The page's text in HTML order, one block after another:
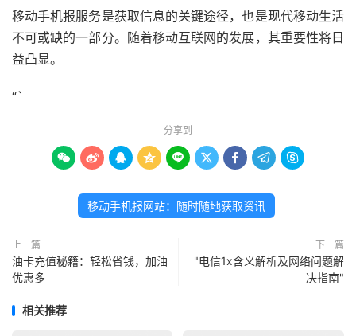
移动手机报服务是获取信息的关键途径，也是现代移动生活
不可或缺的一部分。随着移动互联网的发展，其重要性将日
益凸显。
“`
分享到
        
移动手机报网站：随时随地获取资讯
上一篇
油卡充值秘籍：轻松省钱，加油
优惠多
下一篇
"电信1x含义解析及网络问题解
决指南"
相关推荐